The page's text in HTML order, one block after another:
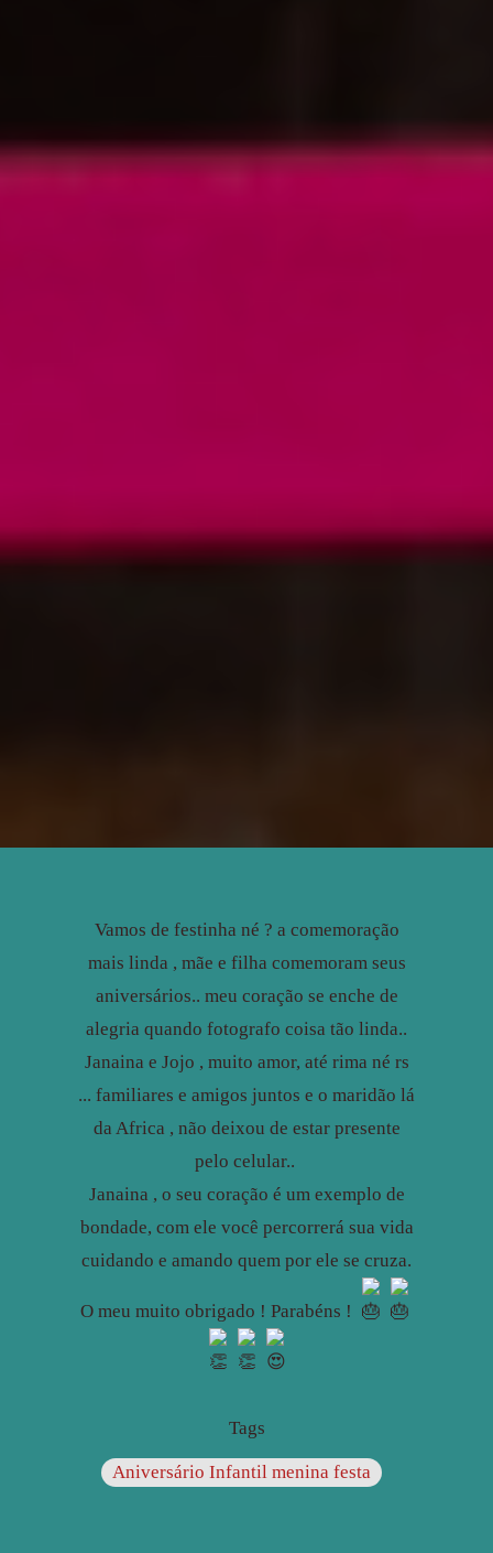
Vamos de festinha né ? a comemoração
mais linda , mãe e filha comemoram seus
aniversários.. meu coração se enche de
alegria quando fotografo coisa tão linda..
Janaina e Jojo , muito amor, até rima né rs
... familiares e amigos juntos e o maridão lá
da Africa , não deixou de estar presente
pelo celular..
Janaina , o seu coração é um exemplo de
bondade, com ele você percorrerá sua vida
cuidando e amando quem por ele se cruza.
O meu muito obrigado ! Parabéns !
Tags
Aniversário Infantil menina festa